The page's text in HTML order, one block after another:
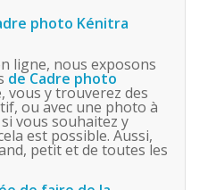
photo Kénitra
ligne, nous exposons
de Cadre photo
vous y trouverez des
ou avec une photo à
vous souhaitez y
est possible. Aussi,
petit et de toutes les